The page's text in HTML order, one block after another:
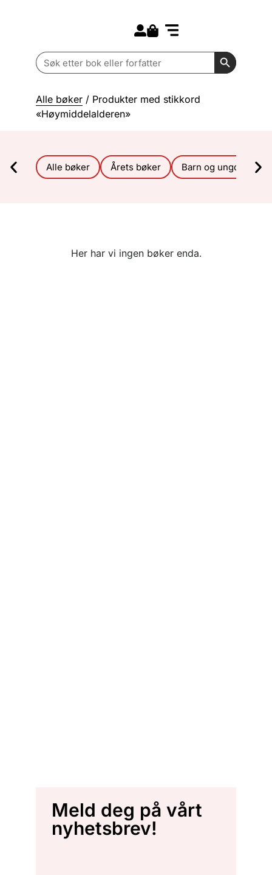
Search
for:
Search
Alle bøker / Produkter med stikkord
«Høymiddelalderen»
Alle bøker Årets bøker Barn og ungdom
Her har vi ingen bøker enda.
Meld deg på vårt
nyhetsbrev!